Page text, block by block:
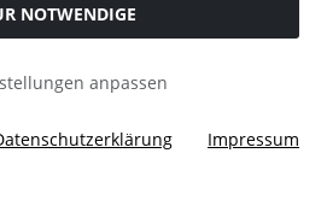
MwSt. zzgl.Versandkosten
entsprechen dem bisherigen Preis
Der kreative Shop für Bastelfans. ©
NOTWENDIGE
anpassen
Impressum